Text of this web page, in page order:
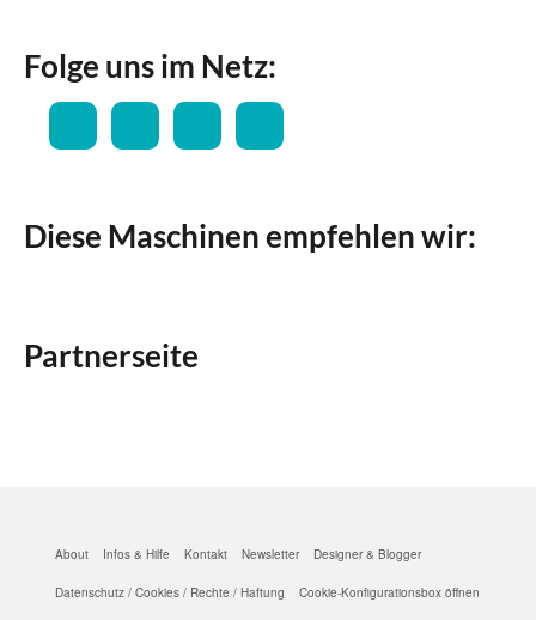
Folge uns im Netz:
Diese Maschinen empfehlen wir:
Partnerseite
About Infos & Hilfe Kontakt Newsletter Designer & Blogger
Datenschutz / Cookies / Rechte / Haftung Cookie-Konfigurationsbox öffnen